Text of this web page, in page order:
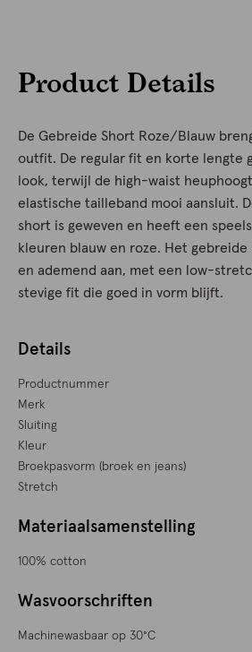
Product Details
De Gebreide Short Roze/Blauw
outfit. De regular fit en korte lengte
look, terwijl de high-waist
elastische tailleband mooi aansluit.
short is geweven en heeft een
kleuren blauw en roze. Het
en ademend aan, met een low-
stevige fit die goed in vorm blijft.
Details
Productnummer
Merk
Sluiting
Kleur
Broekpasvorm (broek en jeans)
Stretch
Materiaalsamenstelling
100% cotton
Wasvoorschriften
Machinewasbaar op 30°C